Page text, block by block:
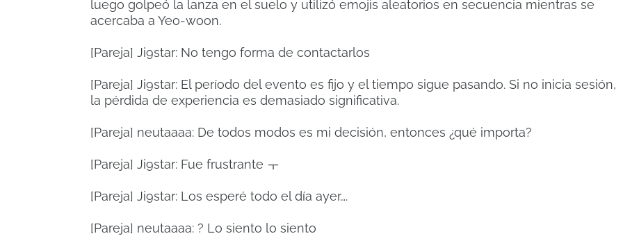
luego golpeó la lanza en el suelo y utilizó emojis aleatorios en secuencia mientras se
acercaba a Yeo-woon.
[Pareja] Ji9star: No tengo forma de contactarlos
[Pareja] Ji9star: El período del evento es fijo y el tiempo sigue pasando. Si no inicia sesión,
la pérdida de experiencia es demasiado significativa.
[Pareja] neutaaaa: De todos modos es mi decisión, entonces ¿qué importa?
[Pareja] Ji9star: Fue frustrante ㅜ
[Pareja] Ji9star: Los esperé todo el día ayer….
[Pareja] neutaaaa: ? Lo siento lo siento